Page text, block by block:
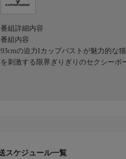
番組詳細内容
番組内容
93cmの迫力Iカップバストが魅力的な
を刺激する限界ぎりぎりのセクシーポ
スケジュール一覧